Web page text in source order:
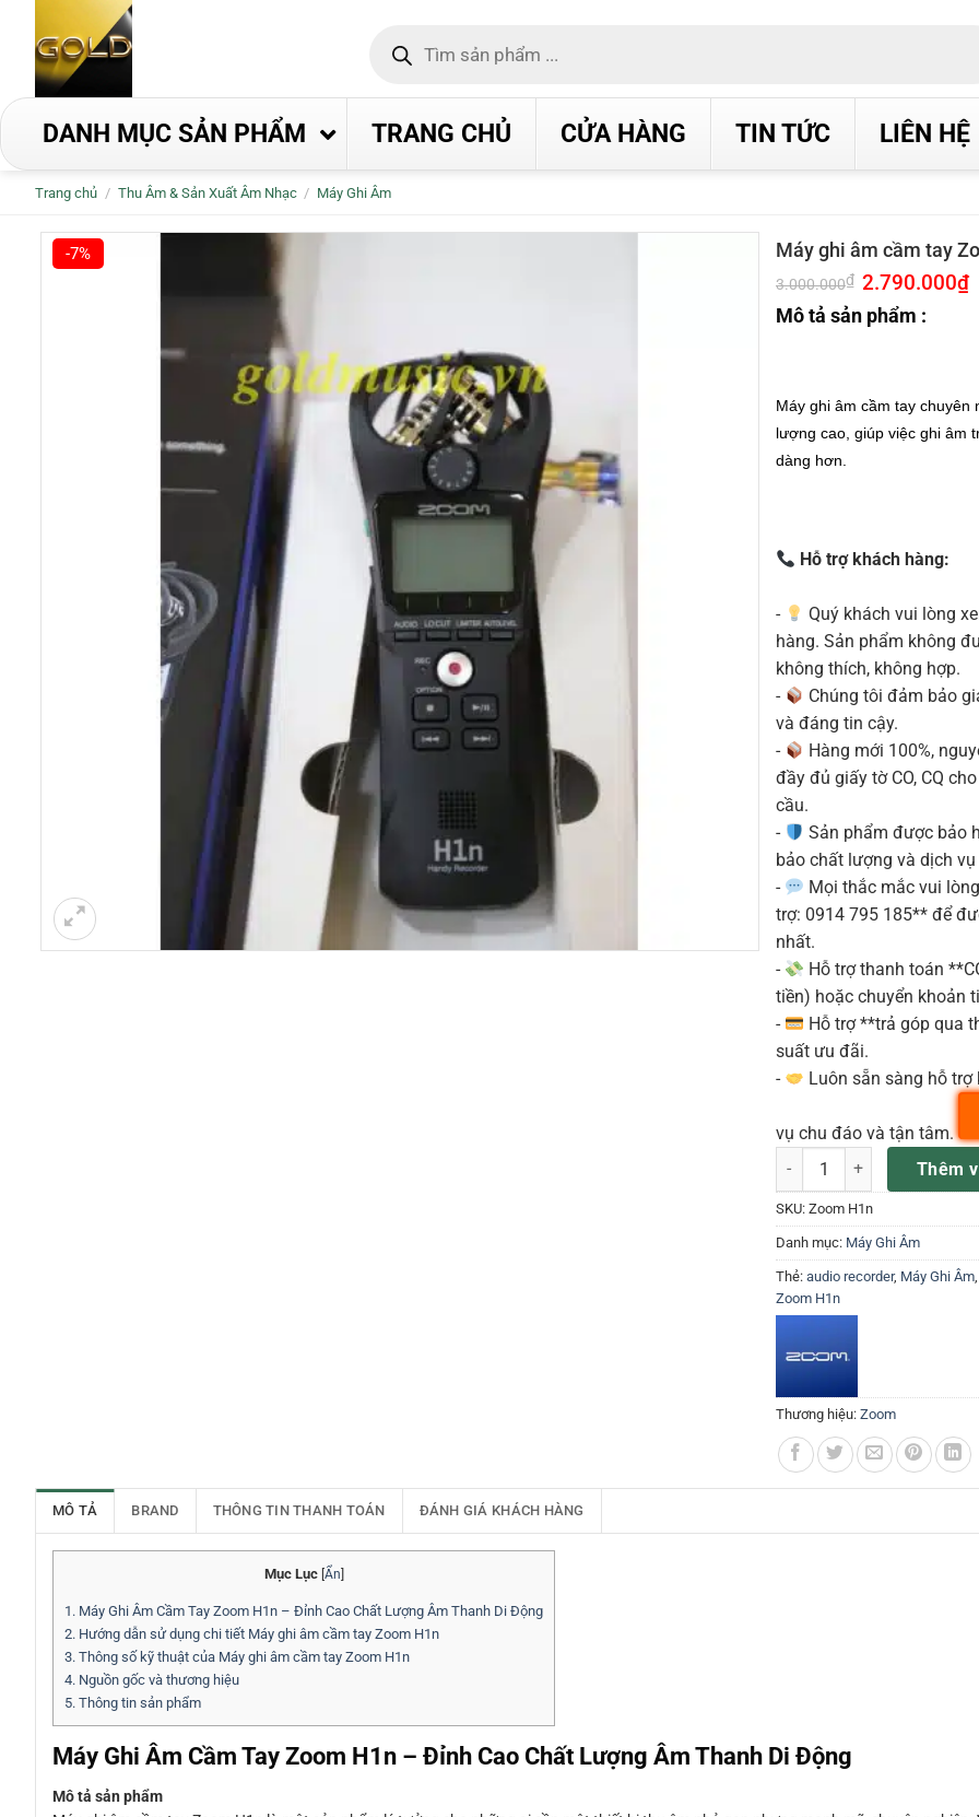
dung
kiếm
DANH MỤC SẢN PHẨM TRANG CHỦ CỬA HÀNG TIN TỨC LIÊN HỆ
Trang chủ / Thu Âm & Sản Xuất Âm Nhạc / Máy Ghi Âm
-7% Máy ghi âm cầm tay
3.000.000₫ Giá
gốc
là:
3.000.000₫.
2.790.000₫
Mô tả sản phẩm :
Máy ghi âm cầm tay chuyên
lượng cao, giúp việc ghi âm
dàng hơn.
Hỗ trợ khách hàng:
-
Quý khách vui lòng
hàng. Sản phẩm không
không thích, không hợp.
-
Chúng tôi đảm bảo
và đáng tin cậy.
-
Hàng mới 100%,
đầy đủ giấy tờ CO, CQ
cầu.
-
Sản phẩm được bảo
bảo chất lượng và dịch
-
Mọi thắc mắc vui
trợ: 0914 795 185** để
nhất.
-
Hỗ trợ thanh toán
tiền) hoặc chuyển khoản
-
Hỗ trợ **trả góp qua
suất ưu đãi.
-
Luôn sẵn sàng hỗ
vụ chu đáo và tận tâm.
Máy ghi âm cầm tay Zoom
Thêm
SKU: Zoom H1n
Danh mục: Máy Ghi Âm
Thẻ: audio recorder, Máy Ghi Âm,
Zoom H1n
Thương hiệu: Zoom
MÔ TẢ BRAND THÔNG TIN THANH TOÁN ĐÁNH GIÁ KHÁCH HÀNG
Mục Lục [Ẩn]
1. Máy Ghi Âm Cầm Tay Zoom H1n – Đỉnh Cao Chất Lượng Âm Thanh Di Động
2. Hướng dẫn sử dụng chi tiết Máy ghi âm cầm tay Zoom H1n
3. Thông số kỹ thuật của Máy ghi âm cầm tay Zoom H1n
4. Nguồn gốc và thương hiệu
5. Thông tin sản phẩm
Máy Ghi Âm Cầm Tay Zoom H1n – Đỉnh Cao Chất Lượng Âm Thanh Di Động
Mô tả sản phẩm